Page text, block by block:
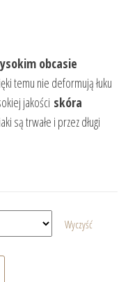
obcasie
temu nie deformują łuku
jakości skóra
są trwałe i przez długi
Wyczyść
na wysokim obcasie